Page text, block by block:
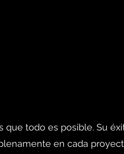
que todo es posible. Su
en cada